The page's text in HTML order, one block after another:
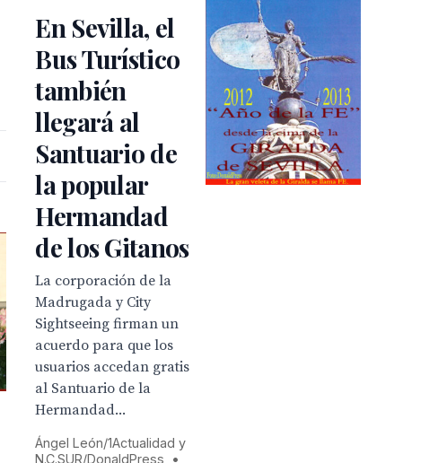
En Sevilla, el
Bus Turístico
también
llegará al
Santuario de
la popular
Hermandad
de los Gitanos
La corporación de la
Madrugada y City
Sightseeing firman un
acuerdo para que los
usuarios accedan gratis
al Santuario de la
Hermandad...
Ángel León/1Actualidad y
N.C.SUR/DonaldPress
•